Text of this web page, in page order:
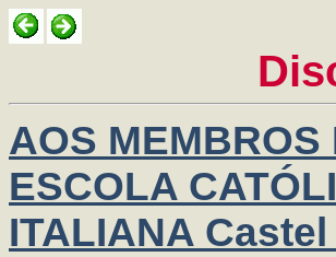
AOS MEMBROS
ESCOLA
ITALIANA